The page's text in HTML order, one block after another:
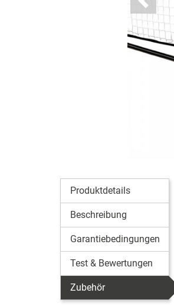
Previous
Produktdetails
Beschreibung
Garantiebedingungen
Test & Bewertungen
Zubehör